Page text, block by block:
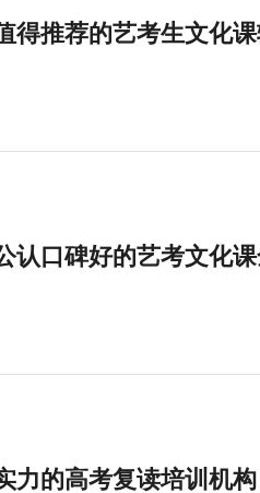
得推荐的艺考生文化
认口碑好的艺考文化
力的高考复读培训机构